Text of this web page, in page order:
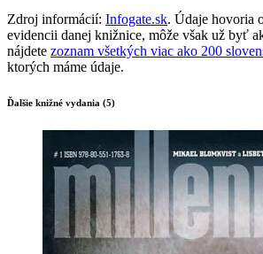
Zdroj informácií: Infogate.sk. Údaje hovoria
evidencii danej knižnice, môže však už byť
nájdete zoznam všetkých viac ako 200
ktorých máme údaje.
Ďalšie knižné vydania (5)